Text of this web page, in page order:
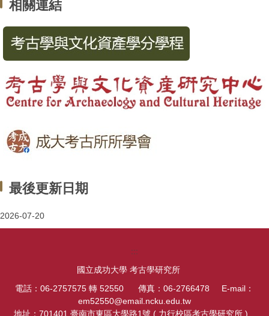
相關連結
最後更新日期
2026-07-20
:::
國立成功大學 考古學研究所
電話：06-2757575 轉 52550 傳真：06-2766478 E-mail：
em52550@email.ncku.edu.tw
地址：701401 臺南市東區大學路1號 ( 力行校區考古學研究所 )